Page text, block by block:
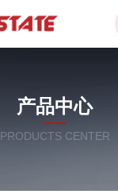
产品中心
PRODUCTS CENTER